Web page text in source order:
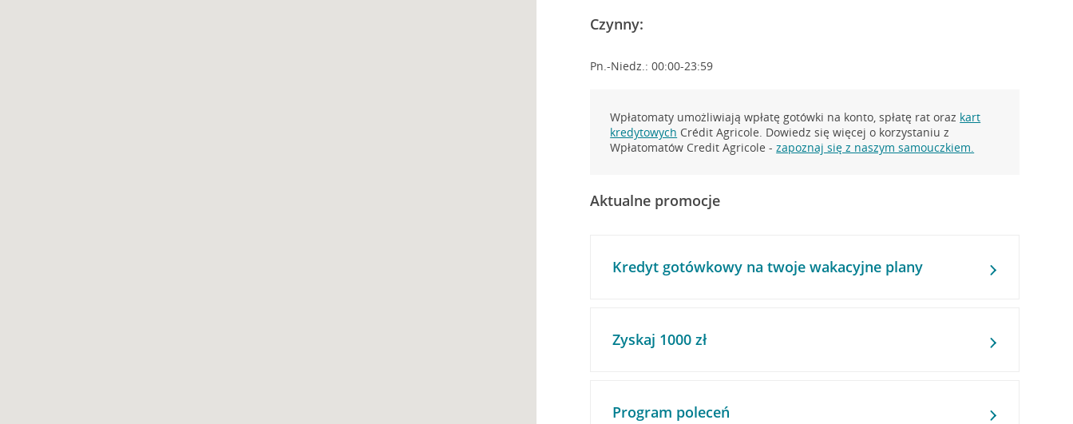
Czynny:
Pn.-Niedz.: 00:00-23:59
Wpłatomaty umożliwiają wpłatę gotówki na konto, spłatę rat oraz kart
kredytowych Crédit Agricole. Dowiedz się więcej o korzystaniu z
Wpłatomatów Credit Agricole -zapoznaj się z naszym samouczkiem.
Aktualne promocje
Kredyt gotówkowy na twoje wakacyjne plany
Zyskaj 1000 zł
Program poleceń